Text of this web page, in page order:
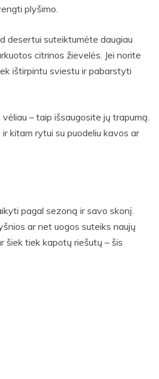
plyšimo.
desertui suteiktumėte daugiau
citrinos žievelės. Jei norite
ištirpintu sviestu ir pabarstyti
– taip išsaugosite jų trapumą.
kitam rytui su puodeliu kavos ar
pagal sezoną ir savo skonį.
ar net uogos suteiks naujų
šiek tiek kapotų riešutų – šis